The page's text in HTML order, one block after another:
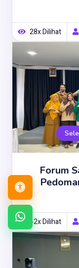
28x Dilihat
Forum
42x Dilihat
Buka
menu
aksesibilitas
Chat
WhatsApp